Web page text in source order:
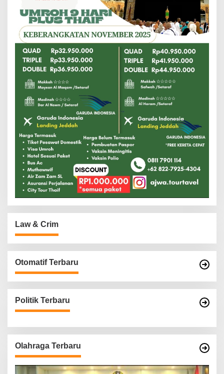
Law & Crim
Otomatif Terbaru
Politik Terbaru
Olahraga Terbaru